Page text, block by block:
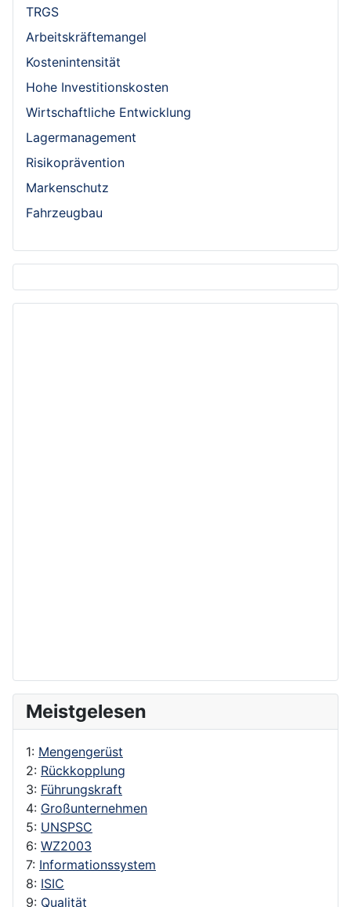
TRGS
Arbeitskräftemangel
Kostenintensität
Hohe Investitionskosten
Wirtschaftliche Entwicklung
Lagermanagement
Risikoprävention
Markenschutz
Fahrzeugbau
Meistgelesen
1: Mengengerüst
2: Rückkopplung
3: Führungskraft
4: Großunternehmen
5: UNSPSC
6: WZ2003
7: Informationssystem
8: ISIC
9: Qualität